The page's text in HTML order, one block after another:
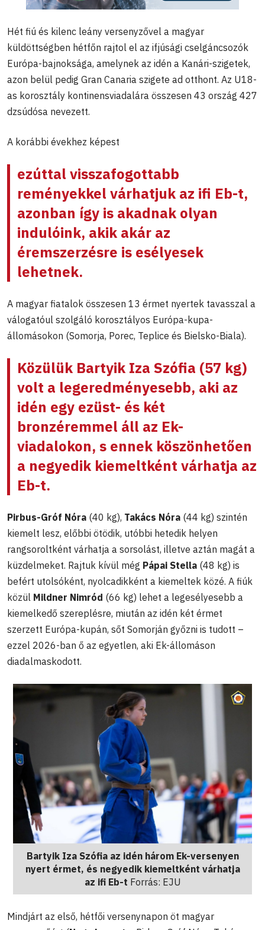
Hét fiú és kilenc leány versenyzővel a magyar
küldöttségben hétfőn rajtol el az ifjúsági cselgáncsozók
Európa-bajnoksága, amelynek az idén a Kanári-szigetek,
azon belül pedig Gran Canaria szigete ad otthont. Az U18-
as korosztály kontinensviadalára összesen 43 ország 427
dzsúdósa nevezett.
A korábbi évekhez képest
ezúttal visszafogottabb
reményekkel várhatjuk az ifi Eb-t,
azonban így is akadnak olyan
indulóink, akik akár az
éremszerzésre is esélyesek
lehetnek.
A magyar fiatalok összesen 13 érmet nyertek tavasszal a
válogatóul szolgáló korosztályos Európa-kupa-
állomásokon (Somorja, Porec, Teplice és Bielsko-Biala).
Közülük Bartyik Iza Szófia (57 kg)
volt a legeredményesebb, aki az
idén egy ezüst- és két
bronzéremmel áll az Ek-
viadalokon, s ennek köszönhetően
a negyedik kiemeltként várhatja az
Eb-t.
Pirbus-Gróf Nóra (40 kg), Takács Nóra (44 kg) szintén
kiemelt lesz, előbbi ötödik, utóbbi hetedik helyen
rangsoroltként várhatja a sorsolást, illetve aztán magát a
küzdelmeket. Rajtuk kívül még Pápai Stella (48 kg) is
befért utolsóként, nyolcadikként a kiemeltek közé. A fiúk
közül Mildner Nimród (66 kg) lehet a legesélyesebb a
kiemelkedő szereplésre, miután az idén két érmet
szerzett Európa-kupán, sőt Somorján győzni is tudott –
ezzel 2026-ban ő az egyetlen, aki Ek-állomáson
diadalmaskodott.
Bartyik Iza Szófia az idén három Ek-versenyen
nyert érmet, és negyedik kiemeltként várhatja
az ifi Eb-t Forrás: EJU
Mindjárt az első, hétfői versenynapon öt magyar